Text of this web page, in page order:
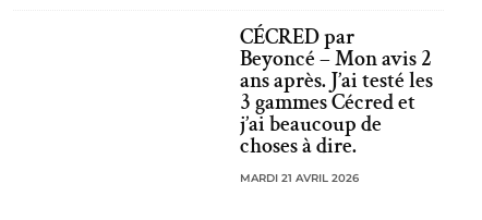
CÉCRED par
Beyoncé – Mon avis 2
ans après. J’ai testé les
3 gammes Cécred et
j’ai beaucoup de
choses à dire.
MARDI 21 AVRIL 2026